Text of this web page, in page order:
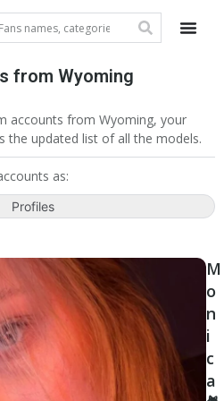
from Wyoming
accounts from Wyoming, your
the updated list of all the models.
as:
Profiles
M
o
n
i
c
a